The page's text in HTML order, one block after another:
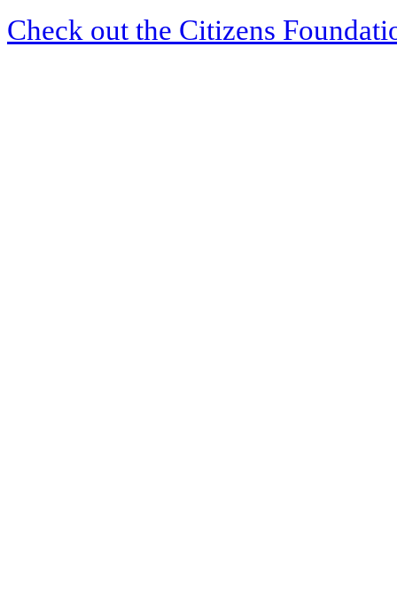
Check out the Citizens